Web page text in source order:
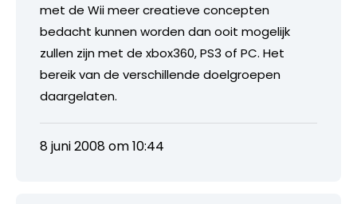
met de Wii meer creatieve concepten
bedacht kunnen worden dan ooit mogelijk
zullen zijn met de xbox360, PS3 of PC. Het
bereik van de verschillende doelgroepen
daargelaten.
8 juni 2008 om 10:44